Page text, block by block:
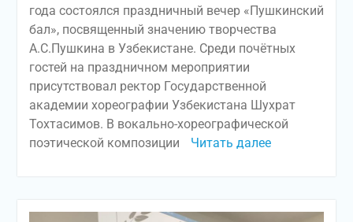
года состоялся праздничный вечер «Пушкинский
бал», посвященный значению творчества
А.С.Пушкина в Узбекистане. Среди почётных
гостей на праздничном мероприятии
присутствовал ректор Государственной
академии хореографии Узбекистана Шухрат
Тохтасимов. В вокально-хореографической
поэтической композиции
Читать далее